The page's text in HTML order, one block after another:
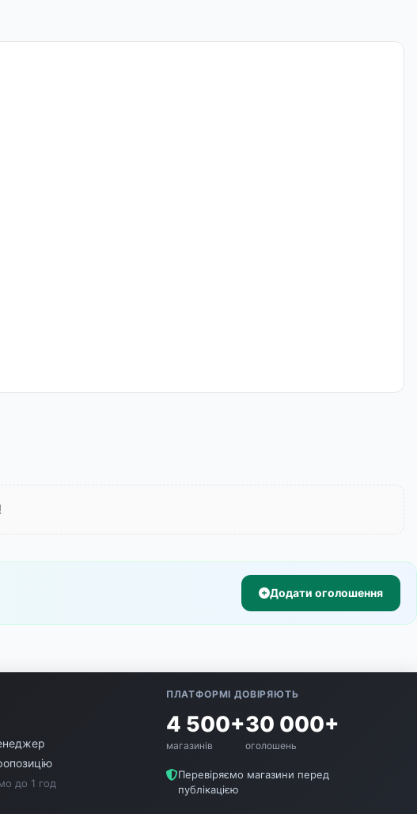
Додати оголошення
до 1 год
ПЛАТФОРМІ ДОВІРЯЮТЬ
4 500+
магазинів
30 000+
оголошень
Перевіряємо магазини перед
публікацією